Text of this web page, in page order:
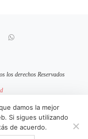
los derechos Reservados
damos la mejor
Si sigues utilizando
de acuerdo.